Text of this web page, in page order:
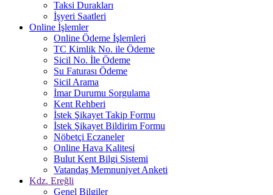
Taksi Durakları
İşyeri Saatleri
Online İşlemler
Online Ödeme İşlemleri
TC Kimlik No. ile Ödeme
Sicil No. İle Ödeme
Su Faturası Ödeme
Sicil Arama
İmar Durumu Sorgulama
Kent Rehberi
İstek Şikayet Takip Formu
İstek Şikayet Bildirim Formu
Nöbetçi Eczaneler
Online Hava Kalitesi
Bulut Kent Bilgi Sistemi
Vatandaş Memnuniyet Anketi
Kdz. Ereğli
Genel Bilgiler